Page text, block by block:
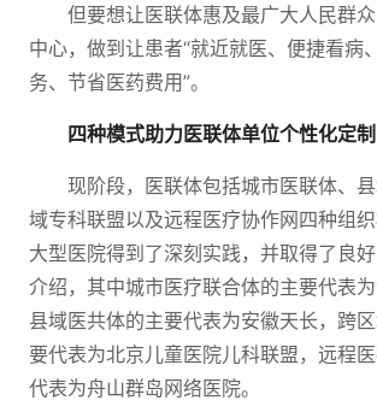
但要想让医联体惠及最广大人民群
中心，做到让患者“就近就医、便捷看病
务、节省医药费用”。
四种模式助力医联体单位个性化定制
现阶段，医联体包括城市医联体、
域专科联盟以及远程医疗协作网四种组
大型医院得到了深刻实践，并取得了良
介绍，其中城市医疗联合体的主要代表为
县域医共体的主要代表为安徽天长，跨
要代表为北京儿童医院儿科联盟，远程
代表为舟山群岛网络医院。